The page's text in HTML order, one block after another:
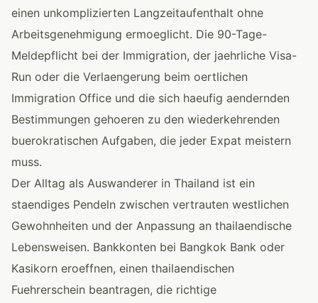
einen unkomplizierten Langzeitaufenthalt ohne
Arbeitsgenehmigung ermoeglicht. Die 90-Tage-
Meldepflicht bei der Immigration, der jaehrliche Visa-
Run oder die Verlaengerung beim oertlichen
Immigration Office und die sich haeufig aendernden
Bestimmungen gehoeren zu den wiederkehrenden
buerokratischen Aufgaben, die jeder Expat meistern
muss.
Der Alltag als Auswanderer in Thailand ist ein
staendiges Pendeln zwischen vertrauten westlichen
Gewohnheiten und der Anpassung an thailaendische
Lebensweisen. Bankkonten bei Bangkok Bank oder
Kasikorn eroeffnen, einen thailaendischen
Fuehrerschein beantragen, die richtige